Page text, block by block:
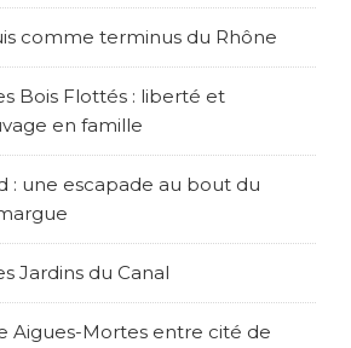
comme terminus du Rhône
Bois Flottés : liberté et
en famille
: une escapade au bout du
Jardins du Canal
Aigues-Mortes entre cité de